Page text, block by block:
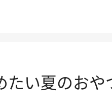
い夏のお